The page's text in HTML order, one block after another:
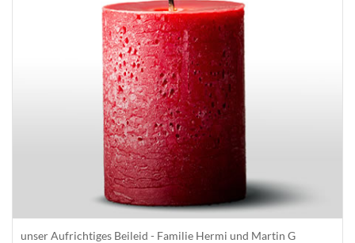
unser Aufrichtiges Beileid - Familie Hermi und Martin G